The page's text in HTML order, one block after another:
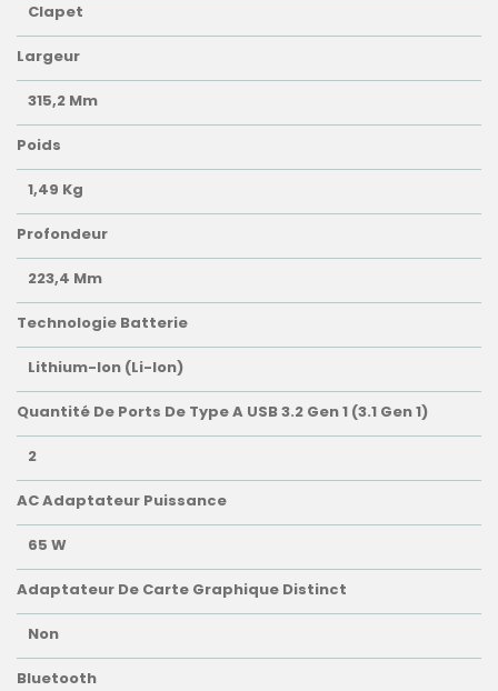
Clapet
Largeur
315,2 Mm
Poids
1,49 Kg
Profondeur
223,4 Mm
Technologie Batterie
Lithium-Ion (Li-Ion)
Quantité De Ports De Type A USB 3.2 Gen 1 (3.1 Gen 1)
2
AC Adaptateur Puissance
65 W
Adaptateur De Carte Graphique Distinct
Non
Bluetooth